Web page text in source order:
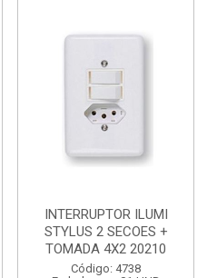
INTERRUPTOR ILUMI
STYLUS 2 SECOES +
TOMADA 4X2 20210
Código: 4738